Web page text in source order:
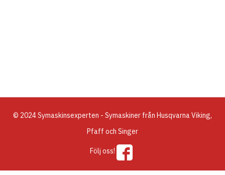
© 2024 Symaskinsexperten - Symaskiner från Husqvarna Viking,
Pfaff och Singer
Följ oss!